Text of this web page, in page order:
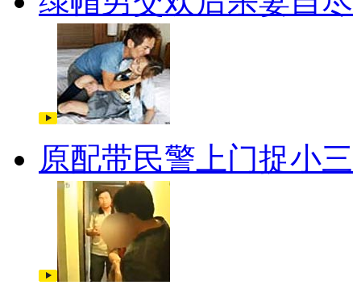
原配带民警上门捉小三